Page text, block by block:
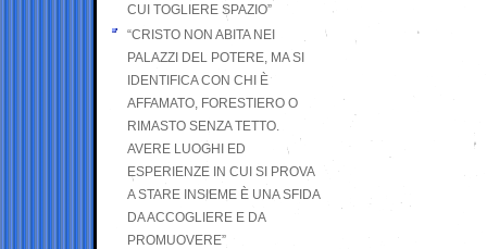
CUI TOGLIERE SPAZIO”
“CRISTO NON ABITA NEI
PALAZZI DEL POTERE, MA SI
IDENTIFICA CON CHI È
AFFAMATO, FORESTIERO O
RIMASTO SENZA TETTO.
AVERE LUOGHI ED
ESPERIENZE IN CUI SI PROVA
A STARE INSIEME È UNA SFIDA
DA ACCOGLIERE E DA
PROMUOVERE”